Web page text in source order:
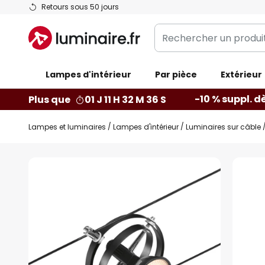
Retours sous 50 jours
Allez
contenu
Rechercher
un
catégorie...
Lampes d'intérieur Par pièce Extérieur
Plus que 01 J 11 H 32 M 35 S -10 % suppl.
Lampes et luminaires Lampes d'intérieur Luminaires sur câble
images